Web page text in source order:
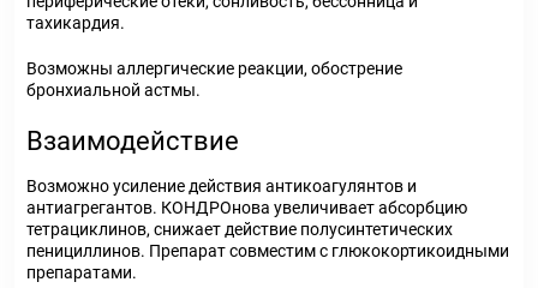
тахикардия.
Возможны аллергические реакции, обострение
бронхиальной астмы.
Взаимодействие
Возможно усиление действия антикоагулянтов и
антиагрегантов. КОНДРОнова увеличивает абсорбцию
тетрациклинов, снижает действие полусинтетических
пенициллинов. Препарат совместим с глюкокортикоидными
препаратами.